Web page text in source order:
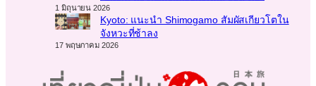
1 มิถุนายน 2026
Kyoto: แนะนำ Shimogamo สัมผัสเกียวโตใน
จังหวะที่ช้าลง
17 พฤษภาคม 2026